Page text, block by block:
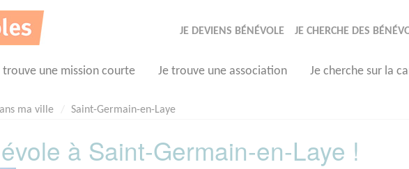
JE DEVIENS BÉNÉVOLE JE CHERCHE DES
trouve une mission courte Je trouve une association Je cherche sur la
ma ville Saint-Germain-en-Laye
à Saint-Germain-en-Laye !